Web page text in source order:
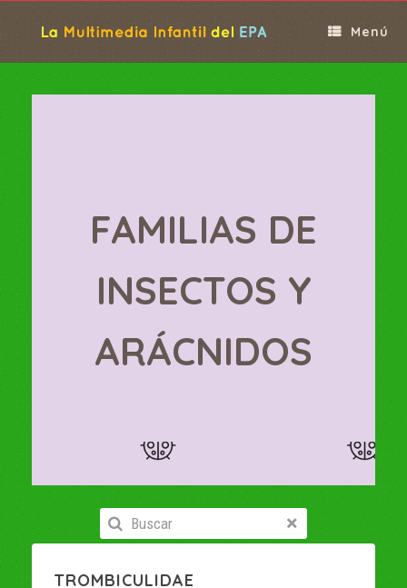
Menú
FAMILIAS DE
INSECTOS Y
ARÁCNIDOS
TROMBICULIDAE